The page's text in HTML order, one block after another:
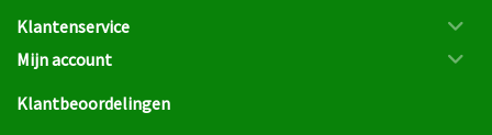
Klantenservice
Mijn account
Klantbeoordelingen